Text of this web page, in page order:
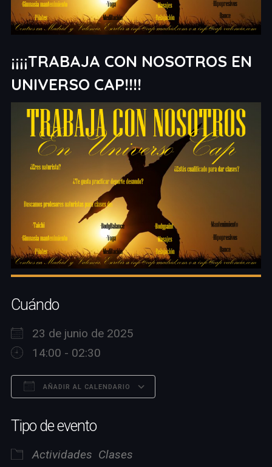
¡¡¡¡TRABAJA CON NOSOTROS EN
UNIVERSO CAP!!!!
Cuándo
23 de junio de 2025
14:00 - 02:30
AÑADIR AL CALENDARIO
Tipo de evento
Actividades Clases